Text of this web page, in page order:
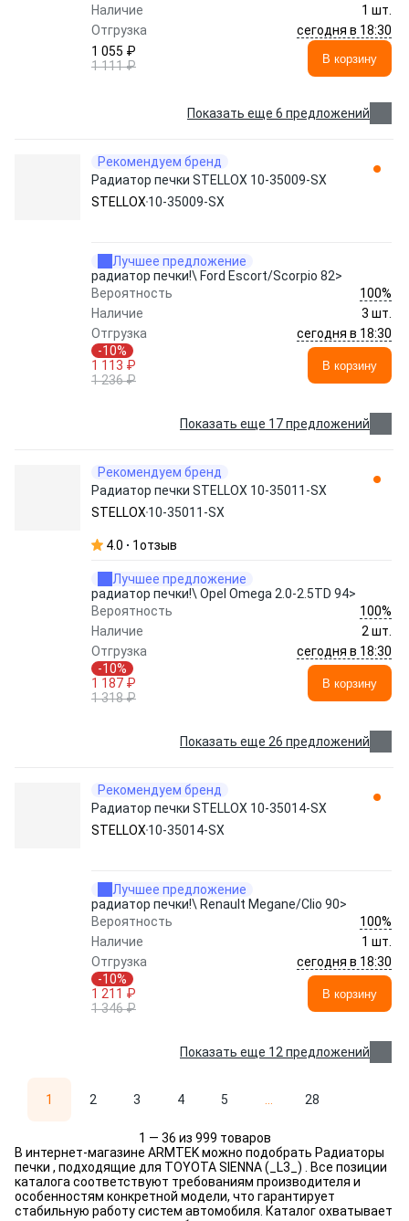
Наличие
1 шт.
Отгрузка
сегодня в 18:30
1 055 ₽
1 111 ₽
В корзину
Показать еще 6 предложений
Рекомендуем бренд
Радиатор печки STELLOX 10-35009-SX
STELLOX 10-35009-SX
Лучшее предложение
радиатор печки!\ Ford Escort/Scorpio 82>
Вероятность
100%
Наличие
3 шт.
Отгрузка
сегодня в 18:30
-10%
1 113 ₽
1 236 ₽
В корзину
Показать еще 17 предложений
Рекомендуем бренд
Радиатор печки STELLOX 10-35011-SX
STELLOX 10-35011-SX
4.0 1отзыв
Лучшее предложение
радиатор печки!\ Opel Omega 2.0-2.5TD 94>
Вероятность
100%
Наличие
2 шт.
Отгрузка
сегодня в 18:30
-10%
1 187 ₽
1 318 ₽
В корзину
Показать еще 26 предложений
Рекомендуем бренд
Радиатор печки STELLOX 10-35014-SX
STELLOX 10-35014-SX
Лучшее предложение
радиатор печки!\ Renault Megane/Clio 90>
Вероятность
100%
Наличие
1 шт.
Отгрузка
сегодня в 18:30
-10%
1 211 ₽
1 346 ₽
В корзину
Показать еще 12 предложений
1 2 3 4 5 28
1 — 36 из 999 товаров
В интернет-магазине ARMTEK можно подобрать Радиаторы
печки , подходящие для TOYOTA SIENNA (_L3_) . Все позиции
каталога соответствуют требованиям производителя и
особенностям конкретной модели, что гарантирует
стабильную работу систем автомобиля. Каталог охватывает